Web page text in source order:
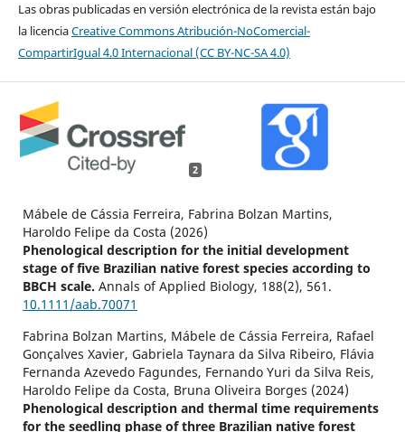
Las obras publicadas en versión electrónica de la revista están bajo
la licenciaCreative Commons Atribución-NoComercial-
CompartirIgual 4.0 Internacional (CC BY-NC-SA 4.0)
2
Mábele de Cássia Ferreira, Fabrina Bolzan Martins,
Haroldo Felipe da Costa (2026)
Phenological description for the initial development
stage of five Brazilian native forest species according to
BBCH scale. Annals of Applied Biology, 188(2), 561.
10.1111/aab.70071
Fabrina Bolzan Martins, Mábele de Cássia Ferreira, Rafael
Gonçalves Xavier, Gabriela Taynara da Silva Ribeiro, Flávia
Fernanda Azevedo Fagundes, Fernando Yuri da Silva Reis,
Haroldo Felipe da Costa, Bruna Oliveira Borges (2024)
Phenological description and thermal time requirements
for the seedling phase of three Brazilian native forest